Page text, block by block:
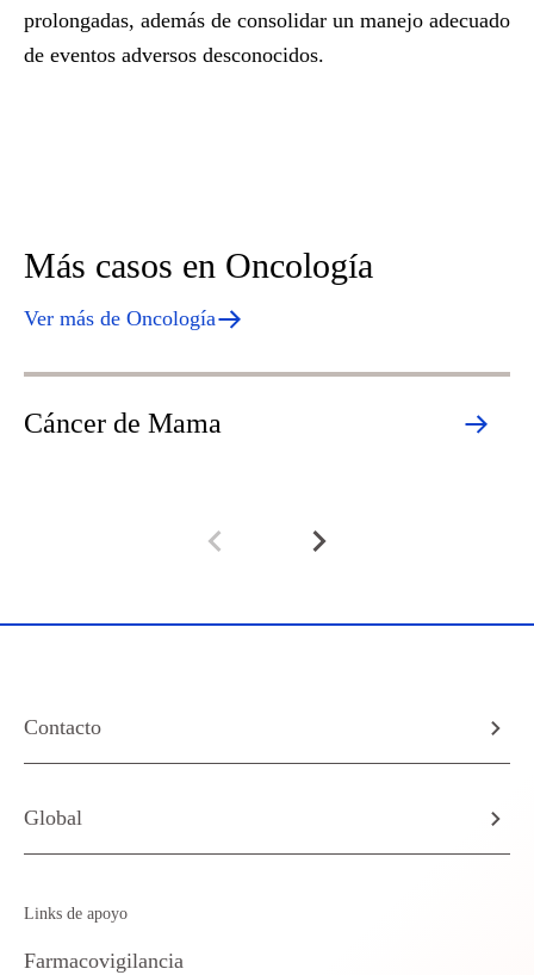
prolongadas, además de consolidar un manejo adecuado
de eventos adversos desconocidos.
Más casos en Oncología
Ver más de Oncología
Cáncer de Mama
Contacto
Global
Links de apoyo
Farmacovigilancia